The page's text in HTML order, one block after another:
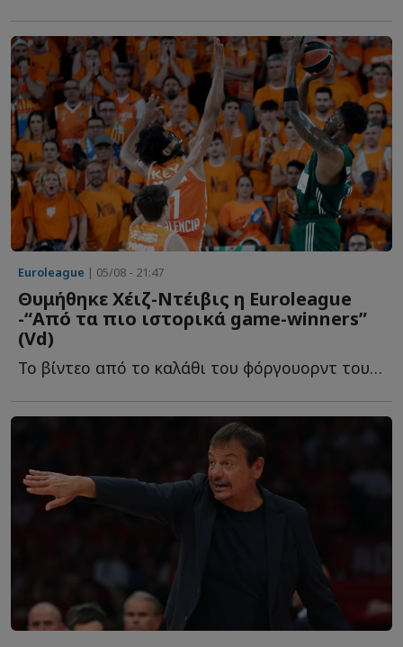
Euroleague | 05/08 - 21:47
Θυμήθηκε Χέιζ-Ντέιβις η Euroleague
-“Από τα πιο ιστορικά game-winners”
(Vd)
To βίντεο από το καλάθι του φόργουορντ του Παναθηναϊκού, π...